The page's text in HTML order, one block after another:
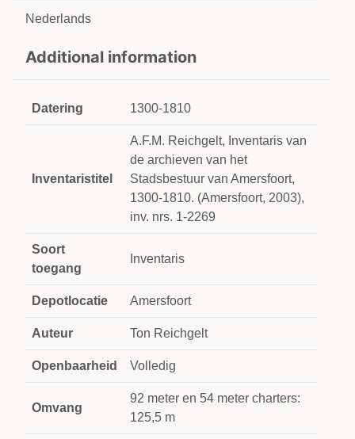
Nederlands
Additional information
Datering 1300-1810
Inventaristitel
A.F.M. Reichgelt, Inventaris van
de archieven van het
Stadsbestuur van Amersfoort,
1300-1810. (Amersfoort, 2003),
inv. nrs. 1-2269
Soort
toegang
Inventaris
Depotlocatie Amersfoort
Auteur Ton Reichgelt
Openbaarheid Volledig
Omvang
92 meter en 54 meter charters:
125,5 m